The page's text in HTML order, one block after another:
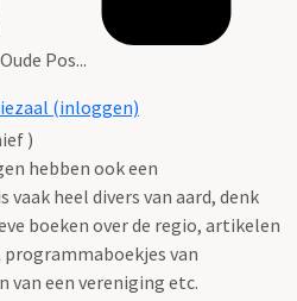
Pos...
(inloggen)
)
hebben ook een
heel divers van aard, denk
boeken over de regio, artikelen
van
van een vereniging etc.